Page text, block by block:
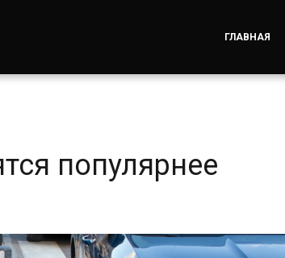
ГЛАВНАЯ
популярнее